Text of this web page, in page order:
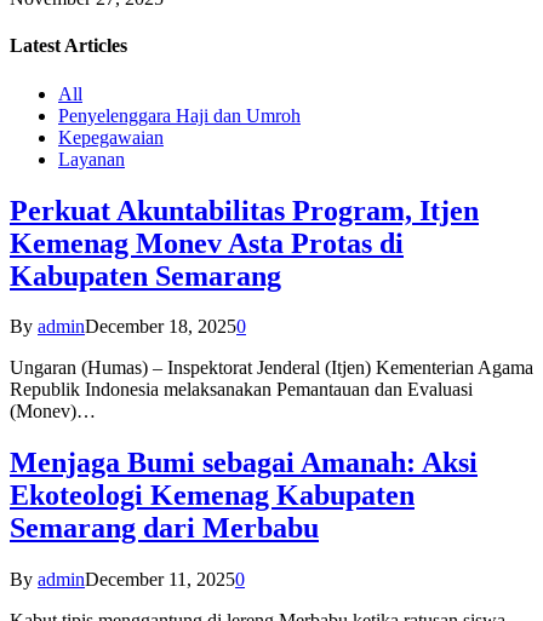
Latest Articles
All
Penyelenggara Haji dan Umroh
Kepegawaian
Layanan
Perkuat Akuntabilitas Program, Itjen
Kemenag Monev Asta Protas di
Kabupaten Semarang
By adminDecember 18, 20250
Ungaran (Humas) – Inspektorat Jenderal (Itjen) Kementerian Agama
Republik Indonesia melaksanakan Pemantauan dan Evaluasi
(Monev)…
Menjaga Bumi sebagai Amanah: Aksi
Ekoteologi Kemenag Kabupaten
Semarang dari Merbabu
By adminDecember 11, 20250